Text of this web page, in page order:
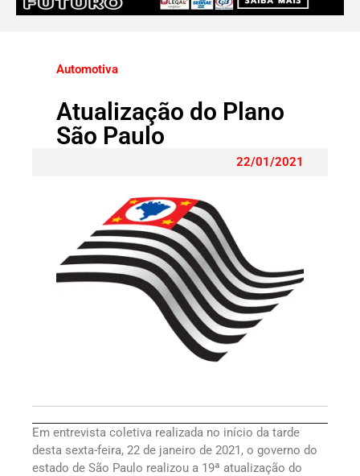
Automotiva
Atualização do Plano
São Paulo
22/01/2021
Em entrevista coletiva realizada no início da tarde
desta sexta-feira, 22 de janeiro de 2021, o governo do
estado de São Paulo realizou a 19ª atualização do